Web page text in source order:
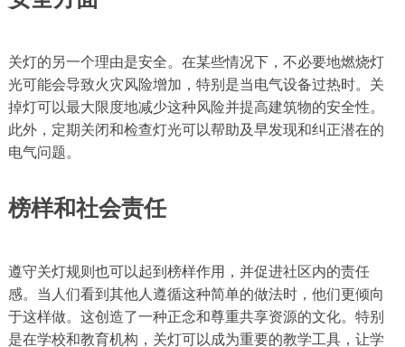
关灯的另一个理由是安全。在某些情况下，不必要地燃烧灯
光可能会导致火灾风险增加，特别是当电气设备过热时。关
掉灯可以最大限度地减少这种风险并提高建筑物的安全性。
此外，定期关闭和检查灯光可以帮助及早发现和纠正潜在的
电气问题。
榜样和社会责任
遵守关灯规则也可以起到榜样作用，并促进社区内的责任
感。当人们看到其他人遵循这种简单的做法时，他们更倾向
于这样做。这创造了一种正念和尊重共享资源的文化。特别
是在学校和教育机构，关灯可以成为重要的教学工具，让学